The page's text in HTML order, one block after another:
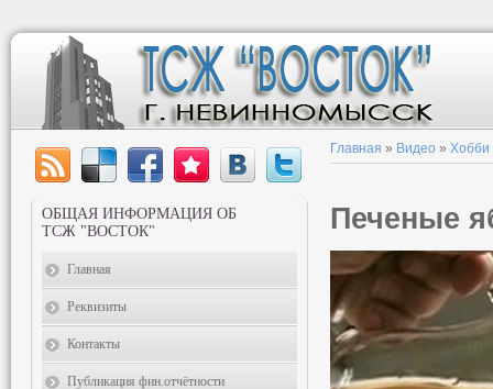
Главная » Видео » Хобби
Печеные
ОБЩАЯ ИНФОРМАЦИЯ ОБ
ТСЖ "ВОСТОК"
Главная
Реквизиты
Контакты
Публикация фин.отчётности